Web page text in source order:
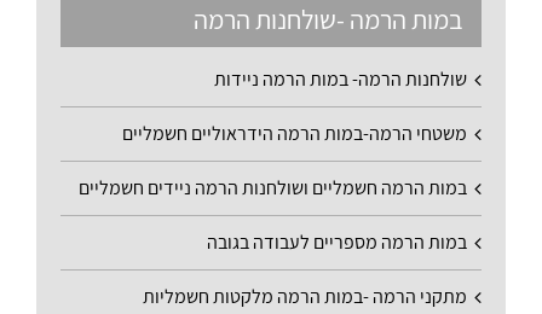
במות הרמה -שולחנות הרמה
שולחנות הרמה- במות הרמה ניידות
משטחי הרמה-במות הרמה הידראוליים חשמליים
במות הרמה חשמליים ושולחנות הרמה ניידים חשמליים
במות הרמה מספריים לעבודה בגובה
מתקני הרמה -במות הרמה מלקטות חשמליות